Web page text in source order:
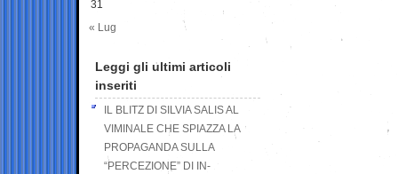
31
« Lug
Leggi gli ultimi articoli
inseriti
IL BLITZ DI SILVIA SALIS AL
VIMINALE CHE SPIAZZA LA
PROPAGANDA SULLA
“PERCEZIONE” DI IN-